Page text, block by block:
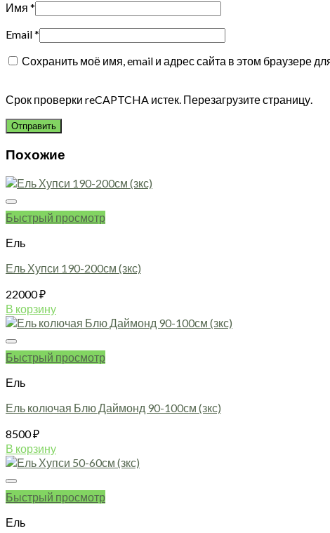
Имя *
Email*
Сохранить моё имя, email и адрес сайта в этом браузере
Срок проверки reCAPTCHA истек. Перезагрузите страницу.
Похожие
Быстрый просмотр
Ель
Ель Хупси 190-200см (зкс)
22000₽
В корзину
Быстрый просмотр
Ель
Ель колючая Блю Даймонд 90-100см (зкс)
8500₽
В корзину
Быстрый просмотр
Ель